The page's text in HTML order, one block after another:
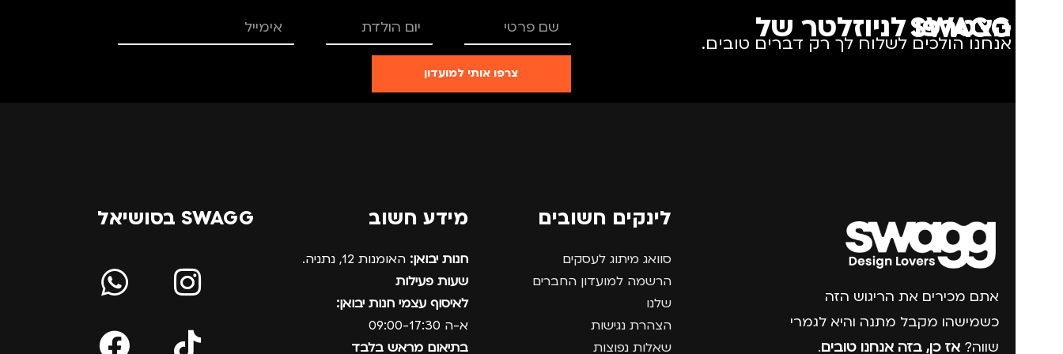
הצטרפו לניוזלטר של SWAGG
אנחנו הולכים לשלוח לך רק דברים טובים.
צרפו אותי למועדון
אתם מכירים את הריגוש הזה
כשמישהו מקבל מתנה והיא לגמרי
שווה? אז כן, בזה אנחנו טובים.
לינקים חשובים
סוואג מיתוג לעסקים
הרשמה למועדון החברים
שלנו
הצהרת נגישות
שאלות נפוצות
מידע חשוב
חנות יבואן: האומנות 12, נתניה.
שעות פעילות
לאיסוף עצמי חנות יבואן:
א-ה 09:00-17:30
בתיאום מראש בלבד
SWAGG בסושיאל